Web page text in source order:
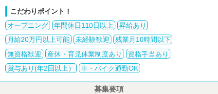
こだわりポイント！
オープニング
年間休日110日以上
昇給あり
月給20万円以上可能
未経験歓迎
残業月10時間以下
無資格歓迎
産休・育児休業制度あり
資格手当あり
賞与あり(年2回以上）
車・バイク通勤OK
募集要項